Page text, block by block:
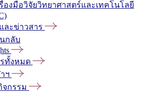
องมือวิจัยวิทยาศาสตร์และเทคโนโลยี
ละข่าวสาร
กลับ
ทั้งหมด
ฯ
กรรม